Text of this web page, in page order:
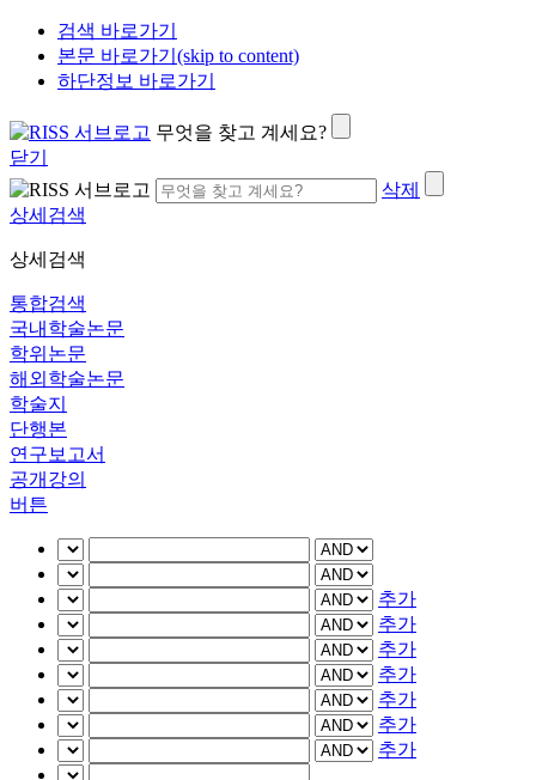
검색 바로가기
본문 바로가기(skip to content)
하단정보 바로가기
무엇을 찾고 계세요?
닫기
삭제
상세검색
상세검색
통합검색
국내학술논문
학위논문
해외학술논문
학술지
단행본
연구보고서
공개강의
버튼
추가
추가
추가
추가
추가
추가
추가